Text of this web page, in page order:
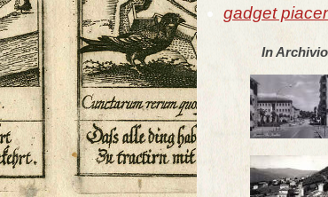
gadget
In Archivio